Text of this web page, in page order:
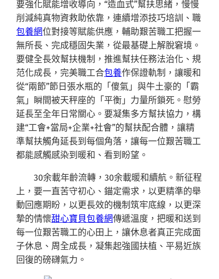
要強化賦能增收導向，“造血式”幫扶思緒，慢慢
削減純真物資救助依靠，連續增添技巧培訓、職
包養網位對接等賦能供應，輔助艱苦職工把握一
無所長、完成穩固失業，從最基礎上解脫窘境。
要健全長效幫扶機制，推進幫扶任務法治化、規
范化成長，完美職工合包養作保證軌制，讓暖和
從“兩節”節日張水瓶的「傻氣」與牛土豪的「霸
氣」瞬間被天秤座的「平衡」力量所鎖死。慰勞
延長至全年日常關心。要凝集多方幫扶協力，構
建“工會+當局+企業+社會”的幫扶配合體，讓精
準幫扶觸角延長到每個角落，讓每一位艱苦職工
都能感觸感染到暖和、看到盼望。
30余載年齡流轉，30余載暖和續航。新征程
上，要一直苦守初心、錨定需求，以更精準的舉
動回應期盼，以更長效的機制筑牢底線，以更深
摯的情懷甜心寶貝包養網傳遞溫度，把暖和送到
每一位艱苦職工的心田上，讓休息者真正完成面
子休息、周全成長，凝集起強國扶植、平易近族
回復的磅礴氣力。